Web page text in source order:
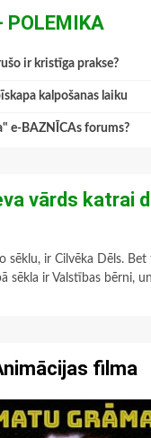
POLEMIKA
ir kristīga prakse?
kalpošanas laiku
e-BAZNĪCAs forums?
vārds katrai
sēklu, ir Cilvēka Dēls.
sēkla ir Valstības bērni,
filma